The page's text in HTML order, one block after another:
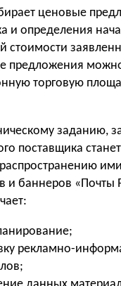
ценовые
и определения
стоимости
предложения
торговую
заданию,
поставщика
и баннеров «Почты
рекламно-